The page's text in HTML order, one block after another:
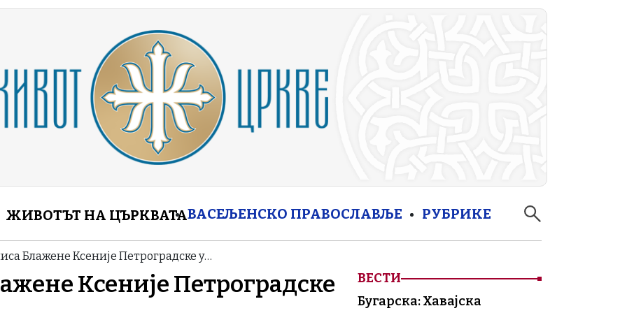
ЖИВОТЪТ НА ЦЪРКВАТАВАСЕЉЕНСКО ПРАВОСЛАВЉЕ РУБРИКЕ
Блажене Ксеније Петроградске у…
Ксеније Петроградске
ВЕСТИ
Бугарска: Хавајска